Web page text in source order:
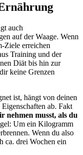
auch
auf der Waage. Wenn
Ziele erreichen
Training und der
Diät bis hin zur
keine Grenzen
ist, hängt von deinen
ab. Fakt
nehmen musst, als du
Um ein Kilogramm
Wenn du also
ca. drei Wochen ein